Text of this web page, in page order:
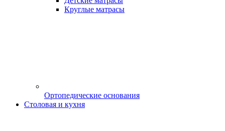
Круглые матрасы
Ортопедические основания
Столовая и кухня